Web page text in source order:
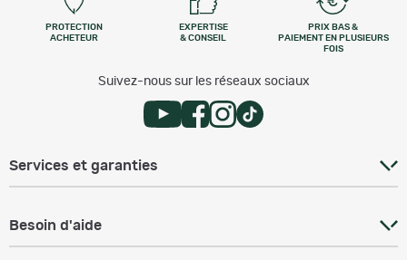
PROTECTION
ACHETEUR
EXPERTISE
& CONSEIL
PRIX BAS &
PAIEMENT EN PLUSIEURS
FOIS
Suivez-nous sur les réseaux sociaux
Services et garanties
Besoin d'aide